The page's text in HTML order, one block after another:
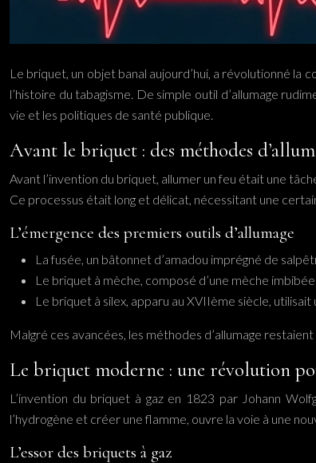
Le briquet, un objet banal aujourd’hui, a révolutionné la
l’histoire du tabagisme. De simple outil d’allumage
vie et les politiques de santé publique.
Avant le briquet : des méthodes
Avant l’invention du briquet, allumer un feu était une
Ce processus était long et délicat, nécessitant une
L’émergence des premiers outils d’allumage
La fusée, un bâtonnet d’amadou imprégné de
Le briquet à mèche, composé d’une mèche
Le briquet à silex, apparu au XVIIème siècle,
Malgré ces avancées, les méthodes d’allumage
Le briquet moderne : une révolution
L’invention du briquet à gaz en 1823 par Johann
l’hydrogène et créer une flamme, ouvre la voie à une
L’essor des briquets à gaz